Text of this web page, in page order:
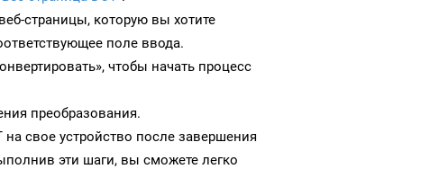
страницы, которую вы хотите
поле ввода.
чтобы начать процесс
преобразования.
на свое устройство после завершения
эти шаги, вы сможете легко